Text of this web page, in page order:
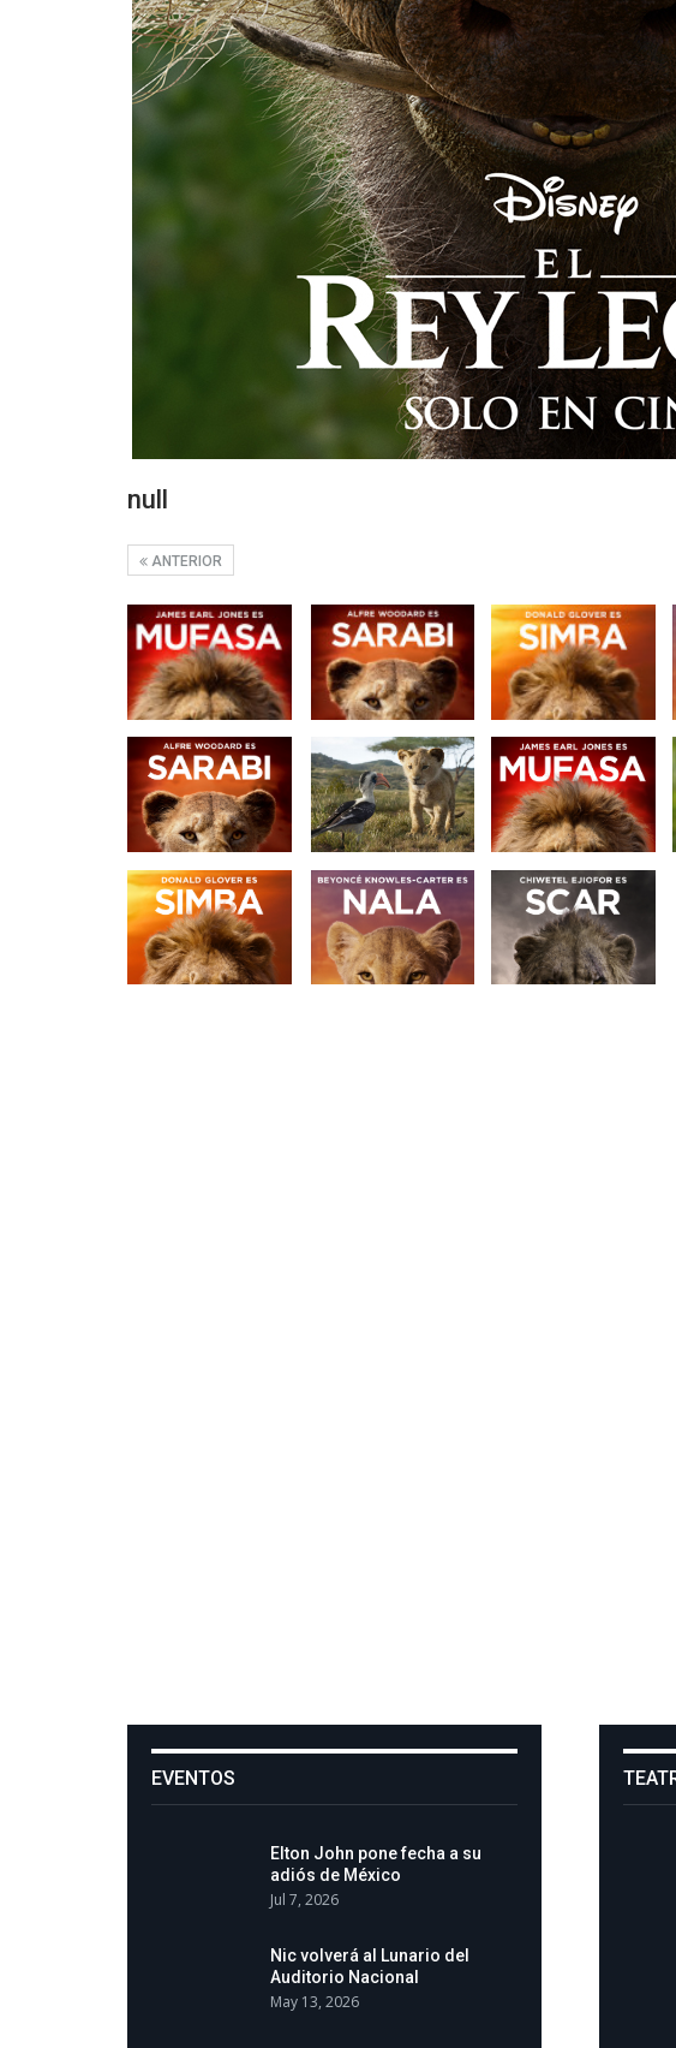
null
ANTERIOR
EVENTOS
Elton John pone fecha a su
adiós de México
Jul 7, 2026
Nic volverá al Lunario del
Auditorio Nacional
May 13, 2026